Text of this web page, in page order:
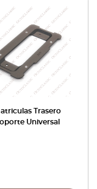
Trasero
Universal